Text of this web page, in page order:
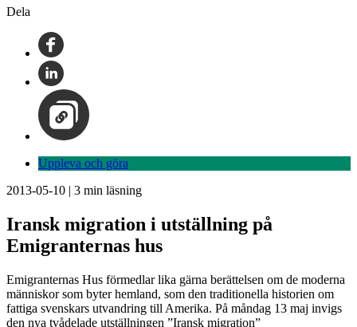
Dela
Uppleva och göra
2013-05-10 | 3 min läsning
Iransk migration i utställning på
Emigranternas hus
Emigranternas Hus förmedlar lika gärna berättelsen om de moderna
människor som byter hemland, som den traditionella historien om
fattiga svenskars utvandring till Amerika. På måndag 13 maj invigs
den nya tvådelade utställningen ”Iransk migration”